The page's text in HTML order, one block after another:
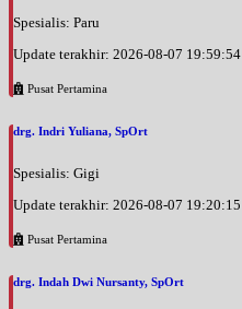
Spesialis: Paru
Update terakhir: 2026-08-07 19:59:54
Pusat Pertamina
drg. Indri Yuliana, SpOrt
Spesialis: Gigi
Update terakhir: 2026-08-07 19:20:15
Pusat Pertamina
drg. Indah Dwi Nursanty, SpOrt